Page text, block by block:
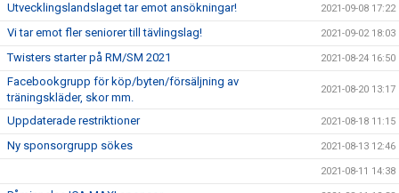
Utvecklingslandslaget tar emot ansökningar! 2021-09-08 17:22
Vi tar emot fler seniorer till tävlingslag! 2021-09-02 18:03
Twisters starter på RM/SM 2021 2021-08-24 16:50
Facebookgrupp för köp/byten/försäljning av
träningskläder, skor mm.
2021-08-20 13:17
Uppdaterade restriktioner 2021-08-18 11:15
Ny sponsorgrupp sökes 2021-08-13 12:46
2021-08-11 14:38